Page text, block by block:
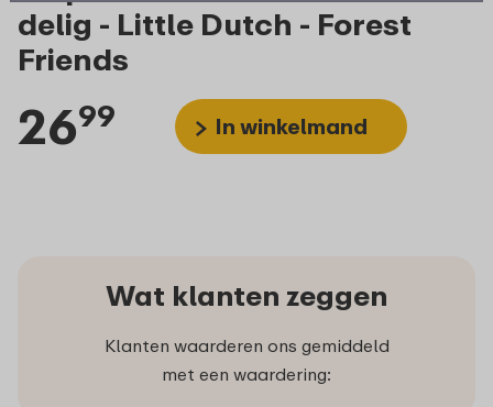
delig - Little Dutch - Forest
Friends
2699 In winkelmand
Wat klanten zeggen
Klanten waarderen ons gemiddeld
met een waardering: